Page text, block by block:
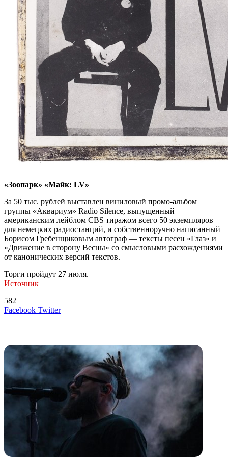
«Зоопарк» «Майк: LV»
За 50 тыс. рублей выставлен виниловый промо-альбом
группы «Аквариум» Radio Silence, выпущенный
американским лейблом CBS тиражом всего 50 экземпляров
для немецких радиостанций, и собственноручно написанный
Борисом Гребенщиковым автограф — тексты песен «Глаз» и
«Движение в сторону Весны» со смысловыми расхождениями
от канонических версий текстов.
Торги пройдут 27 июля.
Источник
582
Facebook TwitterLinkedIn
Tumblr
Reddit
Вконтакте
Одноклассники
Skype
Messenger
Messenger
WhatsApp
Telegram
Viber
Line
Поделиться
Печатать